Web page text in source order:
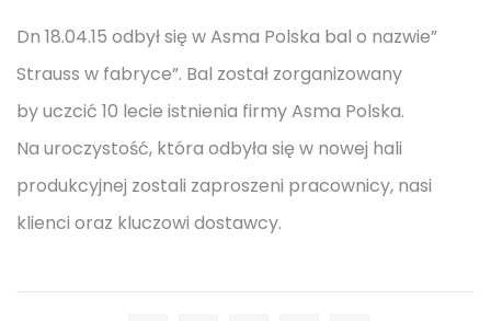
Dn 18.04.15 odbył się w Asma Polska bal o nazwie”
Strauss w fabryce”. Bal został zorganizowany
by uczcić 10 lecie istnienia firmy Asma Polska.
Na uroczystość, która odbyła się w nowej hali
produkcyjnej zostali zaproszeni pracownicy, nasi
klienci oraz kluczowi dostawcy.